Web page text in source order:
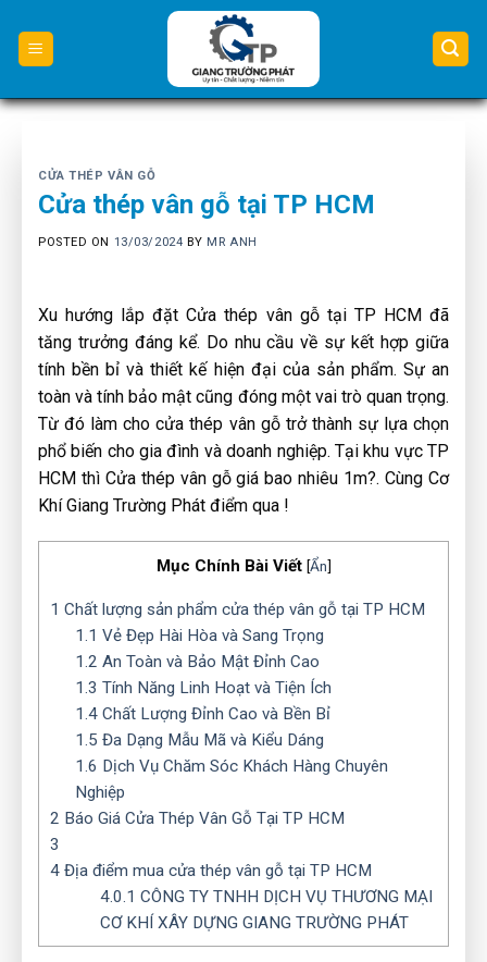
content
CỬA THÉP VÂN GỖ
Cửa thép vân gỗ tại TP HCM
POSTED ON 13/03/2024 BY MR ANH
Xu hướng lắp đặt Cửa thép vân gỗ tại TP HCM đã
tăng trưởng đáng kể. Do nhu cầu về sự kết hợp giữa
tính bền bỉ và thiết kế hiện đại của sản phẩm. Sự an
toàn và tính bảo mật cũng đóng một vai trò quan trọng.
Từ đó làm cho cửa thép vân gỗ trở thành sự lựa chọn
phổ biến cho gia đình và doanh nghiệp. Tại khu vực TP
HCM thì Cửa thép vân gỗ giá bao nhiêu 1m?. Cùng Cơ
Khí Giang Trường Phát điểm qua !
Mục Chính Bài Viết [Ẩn]
1 Chất lượng sản phẩm cửa thép vân gỗ tại TP HCM
1.1 Vẻ Đẹp Hài Hòa và Sang Trọng
1.2 An Toàn và Bảo Mật Đỉnh Cao
1.3 Tính Năng Linh Hoạt và Tiện Ích
1.4Chất Lượng Đỉnh Cao và Bền Bỉ
1.5 Đa Dạng Mẫu Mã và Kiểu Dáng
1.6 Dịch Vụ Chăm Sóc Khách Hàng Chuyên
Nghiệp
2 Báo Giá Cửa Thép Vân Gỗ Tại TP HCM
3
4 Địa điểm mua cửa thép vân gỗ tại TP HCM
4.0.1 CÔNG TY TNHH DỊCH VỤ THƯƠNG MẠI
CƠ KHÍ XÂY DỰNG GIANG TRƯỜNG PHÁT